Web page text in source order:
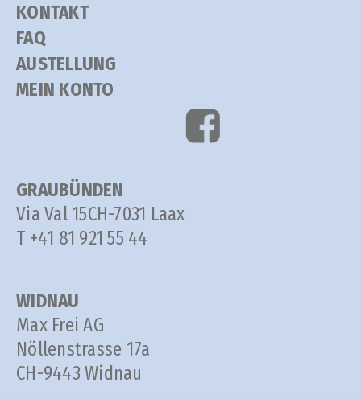
KONTAKT
FAQ
AUSTELLUNG
MEIN KONTO
GRAUBÜNDEN
Via Val 15CH-7031 Laax
T +41 81 921 55 44
WIDNAU
Max Frei AG
Nöllenstrasse 17a
CH-9443 Widnau